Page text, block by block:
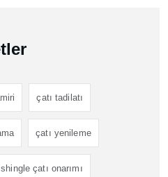
çatı tadilatı
çatı yenileme
çatı onarımı